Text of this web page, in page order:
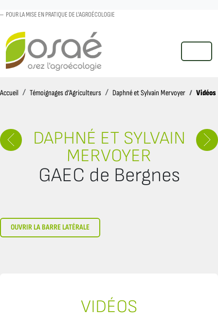
POUR LA MISE EN PRATIQUE DE L'AGROÉCOLOGIE
MENU
Accueil AccueilTémoignages d’Agriculteurs Daphné et Sylvain Mervoyer Vidéos
DAPHNÉ ET SYLVAIN
MERVOYER
GAEC de Bergnes
OUVRIR LA BARRE LATÉRALE
VIDÉOS